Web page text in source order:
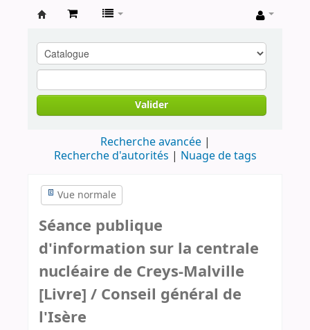
contestataires
Valider
Recherche avancée
Recherche d'autorités
Nuage de tags
Vue normale
Séance publique
d'information sur la centrale
nucléaire de Creys-Malville
[Livre] / Conseil général de
l'Isère